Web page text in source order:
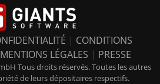
| CONDITIONS
MENTIONS LÉGALES | PRESSE
Tous droits réservés. Toutes les autres
de leurs dépositaires respectifs.